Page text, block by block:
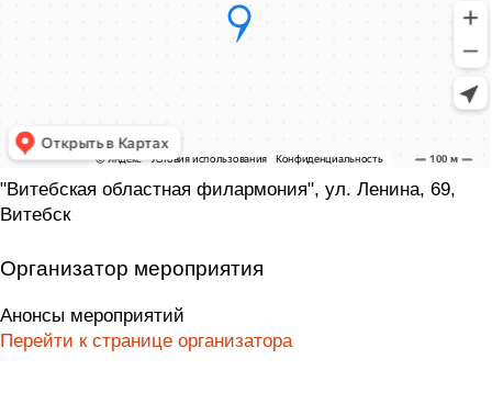
"Витебская областная филармония", ул. Ленина, 69,
Витебск
Организатор мероприятия
Анонсы мероприятий
Перейти к странице организатора